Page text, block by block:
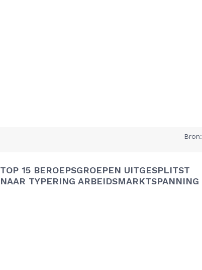
Bron:
TOP 15 BEROEPSGROEPEN UITGESPLITST
NAAR TYPERING ARBEIDSMARKTSPANNING